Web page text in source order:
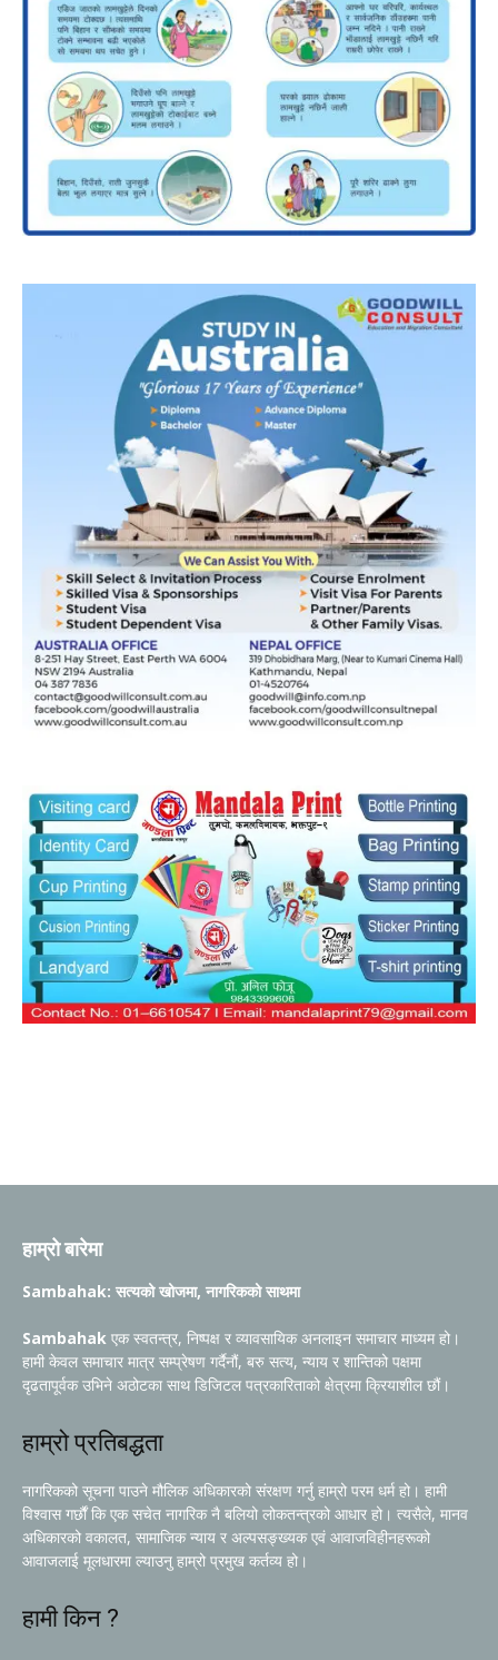
हाम्रो बारेमा
Sambahak: सत्यको खोजमा, नागरिकको साथमा
Sambahak एक स्वतन्त्र, निष्पक्ष र व्यावसायिक अनलाइन समाचार माध्यम हो।
हामी केवल समाचार मात्र सम्प्रेषण गर्दैनौं, बरु सत्य, न्याय र शान्तिको पक्षमा
दृढतापूर्वक उभिने अठोटका साथ डिजिटल पत्रकारिताको क्षेत्रमा क्रियाशील छौं।
हाम्रो प्रतिबद्धता
नागरिकको सूचना पाउने मौलिक अधिकारको संरक्षण गर्नु हाम्रो परम धर्म हो। हामी
विश्वास गर्छौं कि एक सचेत नागरिक नै बलियो लोकतन्त्रको आधार हो। त्यसैले, मानव
अधिकारको वकालत, सामाजिक न्याय र अल्पसङ्ख्यक एवं आवाजविहीनहरूको
आवाजलाई मूलधारमा ल्याउनु हाम्रो प्रमुख कर्तव्य हो।
हामी किन ?